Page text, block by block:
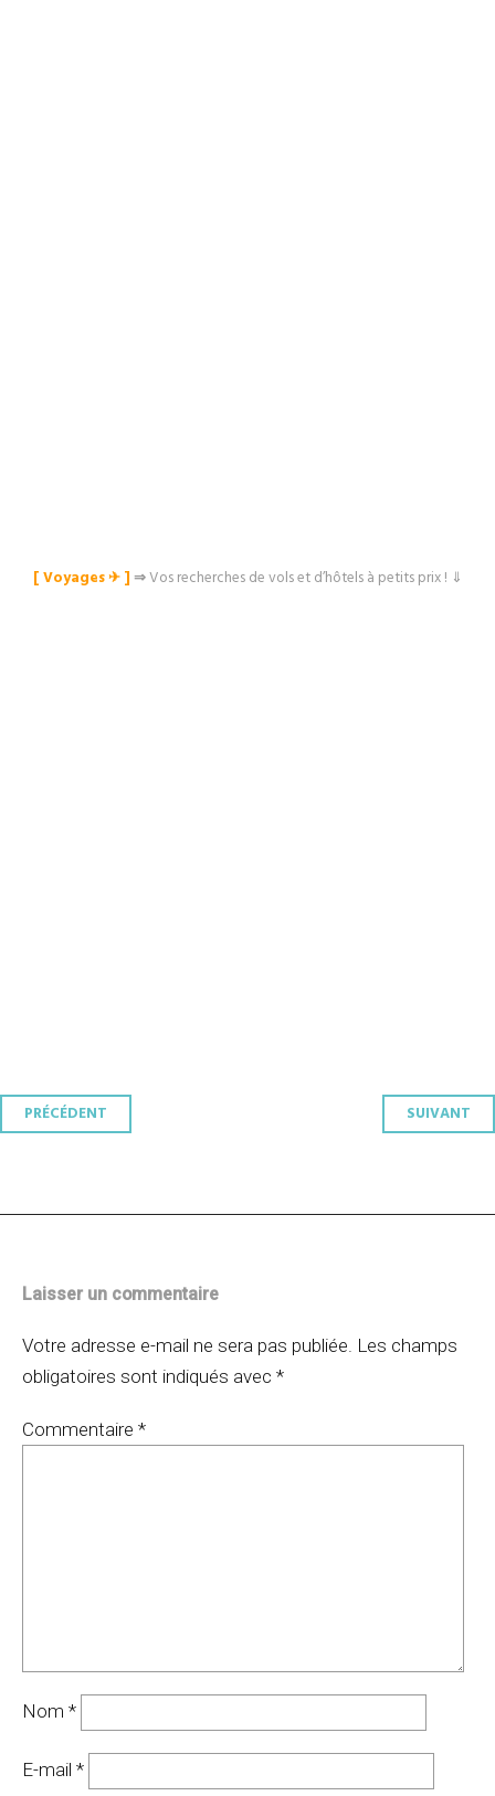
[ Voyages ✈︎ ]⇒Vos recherches de vols et d’hôtels à petits prix ! ⇓
Navigation
PRÉCÉDENT SUIVANT
Laisser un commentaire
Votre adresse e-mail ne sera pas publiée. Les champs
obligatoires sont indiqués avec *
Commentaire *
Nom *
E-mail *